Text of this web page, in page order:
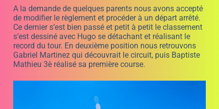
Résultats Challenge JB EMERIC après 3
course pour les enfants de plus de 11 ans.
Pour les plus petits ils ont pu se comparer sur le même
karting. Lors de l’épreuve finale c’est Roméo Mekideche
notre pilote le plus jeune en stages pilotage enfant, qui
l’a emporté sur Marley Ria qui découvrait la piste. Pour
dur cet été car le niveau est très élevé et certains roulent